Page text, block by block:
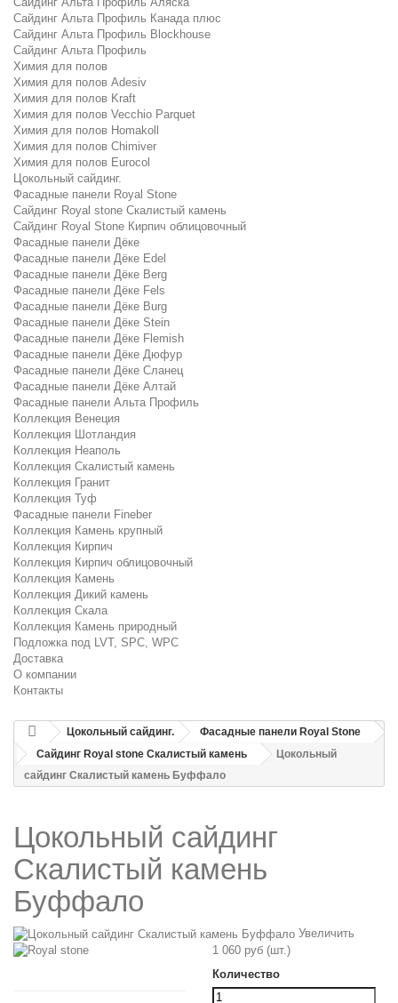
Сайдинг Альта Профиль Канада плюс
Сайдинг Альта Профиль Blockhouse
Сайдинг Альта Профиль
Химия для полов
Химия для полов Adesiv
Химия для полов Kraft
Химия для полов Vecchio Parquet
Химия для полов Homakoll
Химия для полов Chimiver
Химия для полов Eurocol
Цокольный сайдинг.
Фасадные панели Royal Stone
Сайдинг Royal stone Скалистый камень
Сайдинг Royal Stone Кирпич облицовочный
Фасадные панели Дёке
Фасадные панели Дёке Edel
Фасадные панели Дёке Berg
Фасадные панели Дёке Fels
Фасадные панели Дёке Burg
Фасадные панели Дёке Stein
Фасадные панели Дёке Flemish
Фасадные панели Дёке Дюфур
Фасадные панели Дёке Сланец
Фасадные панели Дёке Алтай
Фасадные панели Альта Профиль
Коллекция Венеция
Коллекция Шотландия
Коллекция Неаполь
Коллекция Скалистый камень
Коллекция Гранит
Коллекция Туф
Фасадные панели Fineber
Коллекция Камень крупный
Коллекция Кирпич
Коллекция Кирпич облицовочный
Коллекция Камень
Коллекция Дикий камень
Коллекция Скала
Коллекция Камень природный
Подложка под LVT, SPC, WPC
Доставка
О компании
Контакты
Цокольный сайдинг.
Фасадные панели Royal Stone
Сайдинг Royal stone Скалистый камень
Цокольный
сайдинг Скалистый камень Буффало
Цокольный сайдинг
Скалистый камень
Буффало
Увеличить
1 060 руб (шт.)
Количество